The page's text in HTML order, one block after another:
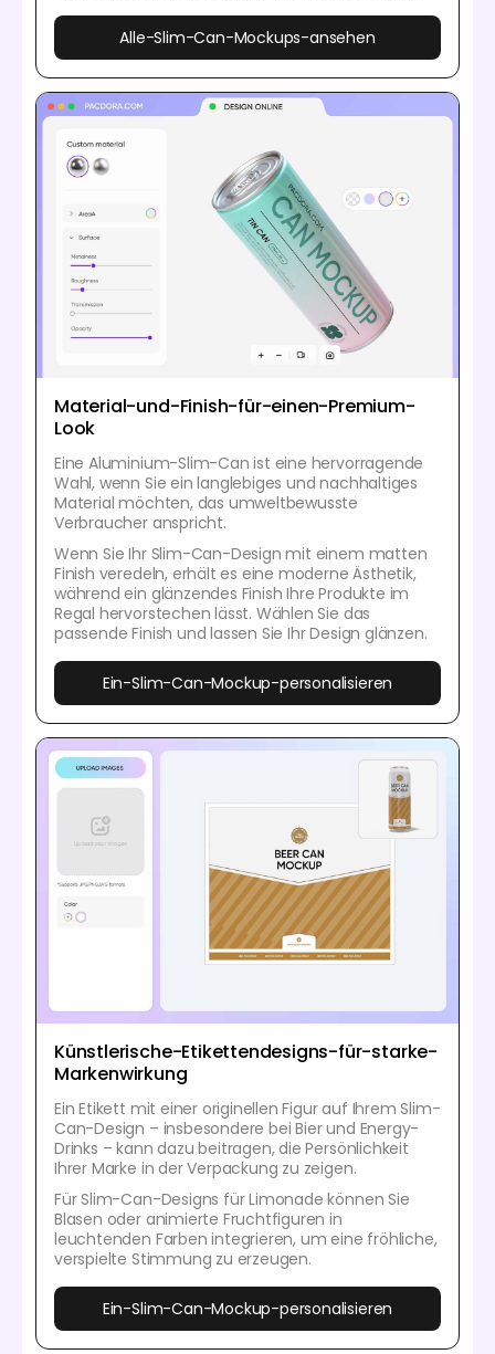
Alle-Slim-Can-Mockups-ansehen
Material-und-Finish-für-einen-Premium-
Look
Eine Aluminium-Slim-Can ist eine hervorragende
Wahl, wenn Sie ein langlebiges und nachhaltiges
Material möchten, das umweltbewusste
Verbraucher anspricht.
Wenn Sie Ihr Slim-Can-Design mit einem matten
Finish veredeln, erhält es eine moderne Ästhetik,
während ein glänzendes Finish Ihre Produkte im
Regal hervorstechen lässt. Wählen Sie das
passende Finish und lassen Sie Ihr Design glänzen.
Ein-Slim-Can-Mockup-personalisieren
Künstlerische-Etikettendesigns-für-starke-
Markenwirkung
Ein Etikett mit einer originellen Figur auf Ihrem Slim-
Can-Design – insbesondere bei Bier und Energy-
Drinks – kann dazu beitragen, die Persönlichkeit
Ihrer Marke in der Verpackung zu zeigen.
Für Slim-Can-Designs für Limonade können Sie
Blasen oder animierte Fruchtfiguren in
leuchtenden Farben integrieren, um eine fröhliche,
verspielte Stimmung zu erzeugen.
Ein-Slim-Can-Mockup-personalisieren